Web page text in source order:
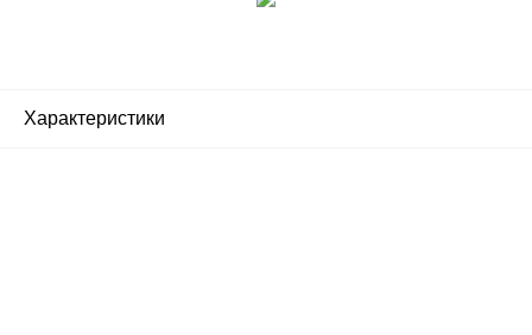
Характеристики